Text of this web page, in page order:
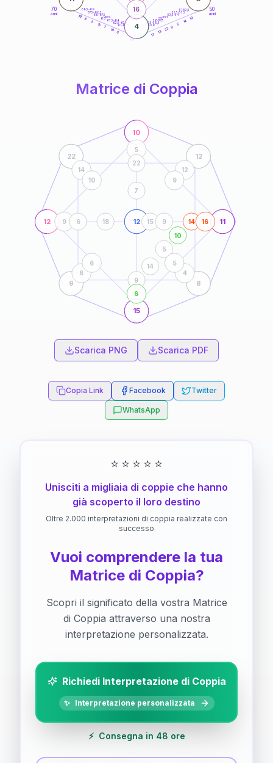
50
anni
60
70
anni
51-52,5
52,5-53,5
53,5-54
56-57,5
57,5-58,5
58,5-59
61-62,5
62,5-63,5
63,5-64
66-67,5
67,5-68,5
68,5-69
19
14
5
9
22
13
17
5
19
7
15
5
8
19
4
16
55anni
65anni
Matrice di Coppia
12
10
11
15
12
22 12
9 8
9
14
5
10
14
9
5
16
6
6
22
15 9
18
7
14
10
12
9
6
6
4
5
Scarica PNG Scarica PDF
Copia Link Facebook Twitter
WhatsApp
⭐ ⭐ ⭐ ⭐ ⭐
Unisciti a migliaia di coppie che hanno
già scoperto il loro destino
Oltre 2.000 interpretazioni di coppia realizzate con
successo
Vuoi comprendere la tua
Matrice di Coppia?
Scopri il significato della vostra Matrice
di Coppia attraverso una nostra
interpretazione personalizzata.
Richiedi Interpretazione di Coppia
✨ Interpretazione personalizzata
⚡ Consegna in 48 ore